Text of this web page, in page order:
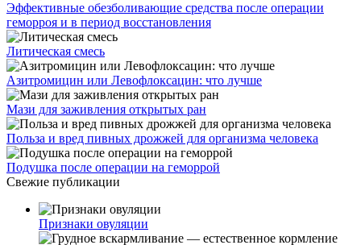
Эффективные обезболивающие средства после операции
геморроя и в период восстановления
Литическая смесь
Азитромицин или Левофлоксацин: что лучше
Мази для заживления открытых ран
Польза и вред пивных дрожжей для организма человека
Подушка после операции на геморрой
Свежие публикации
Признаки овуляции